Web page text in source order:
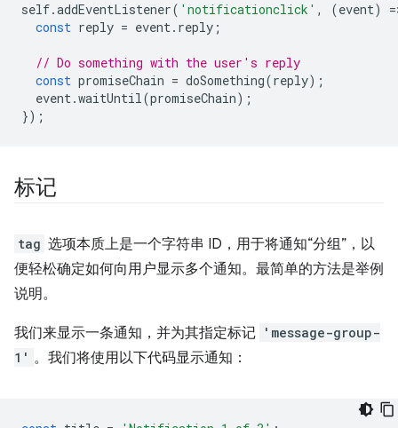
self.addEventListener( 'notificationclick' , (event) =
const reply = event. reply ;
// Do something with the user's reply
const promiseChain = doSomething(reply);
event.waitUntil(promiseChain);
});
标记
tag 选项本质上是一个字符串 ID，用于将通知“分组”，以
便轻松确定如何向用户显示多个通知。最简单的方法是举例
说明。
我们来显示一条通知，并为其指定标记 'message-group-
1' 。我们将使用以下代码显示通知：